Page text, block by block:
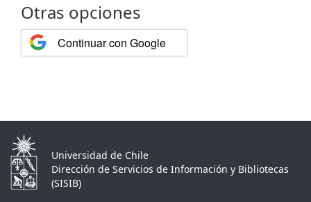
Otras opciones
Continuar con Google
Universidad de Chile
Dirección de Servicios de Información y Bibliotecas
(SISIB)